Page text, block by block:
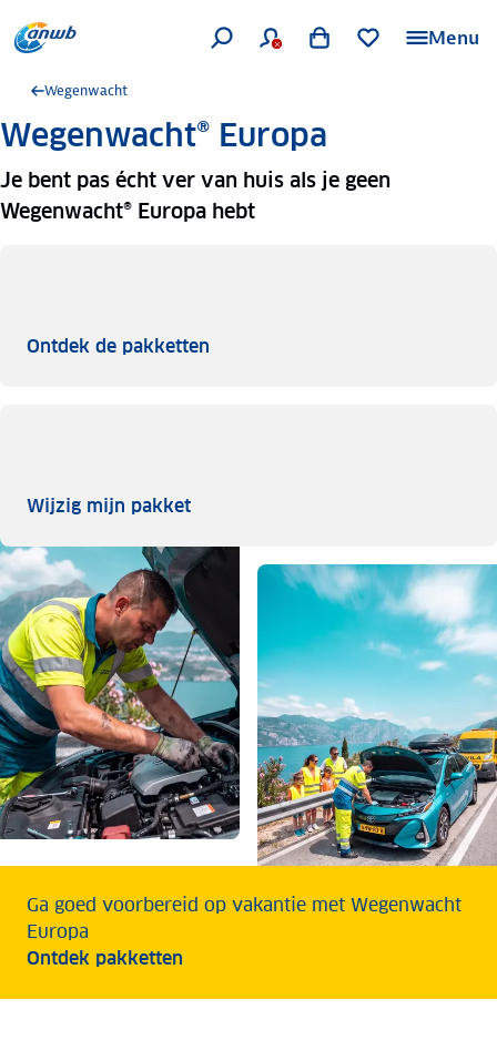
Menu
Wegenwacht
Wegenwacht® Europa
Je bent pas écht ver van huis als je geen
Wegenwacht® Europa hebt
Ontdek de pakketten
Wijzig mijn pakketWijzig mijn pakket
Ga goed voorbereid op vakantie met Wegenwacht
Europa
Ontdek pakketten